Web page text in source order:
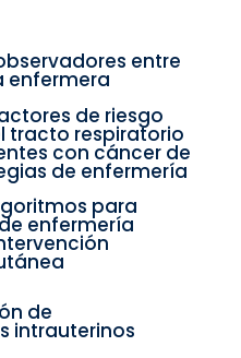
entre
enfermera
de riesgo
tracto respiratorio
con cáncer de
de enfermería
para
enfermería
de
intrauterinos